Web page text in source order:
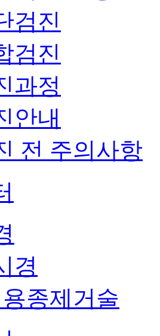
검진
검진
과정
안내
전 주의사항
경
종제거술